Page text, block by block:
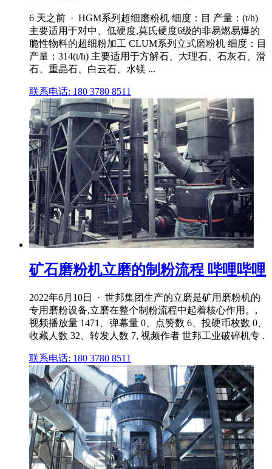
6 天之前 · HGM系列超细磨粉机 细度：目 产量：(t/h)
主要适用于对中、低硬度,莫氏硬度6级的非易燃易爆的
脆性物料的超细粉加工 CLUM系列立式磨粉机 细度：目
产量：314(t/h) 主要适用于方解石、大理石、石灰石、滑
石、重晶石、白云石、水镁 ...
联系电话: 180 3780 8511
矿石磨粉机立磨的制粉流程 哔哩哔哩
2022年6月10日 · 世邦集团生产的立磨是矿用磨粉机的
专用磨粉设备,立磨在整个制粉流程中起着核心作用。,
视频播放量 1471、弹幕量 0、点赞数 6、投硬币枚数 0、
收藏人数 32、转发人数 7, 视频作者 世邦工业破碎机专 .
联系电话: 180 3780 8511